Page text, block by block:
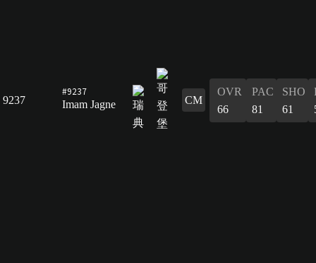
9237
#9237
Imam Jagne
CM
OVR
66
PAC
81
SHO
61